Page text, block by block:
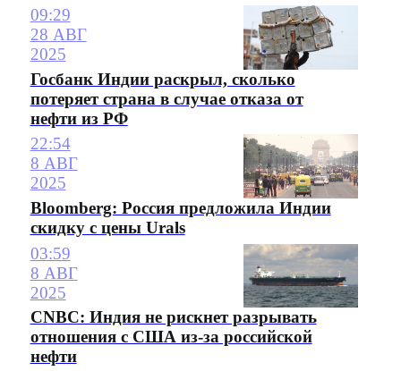
09:29
28 АВГ
2025
Госбанк Индии раскрыл, сколько
потеряет страна в случае отказа от
нефти из РФ
22:54
8 АВГ
2025
Bloomberg: Россия предложила Индии
скидку с цены Urals
03:59
8 АВГ
2025
CNBC: Индия не рискнет разрывать
отношения с США из-за российской
нефти